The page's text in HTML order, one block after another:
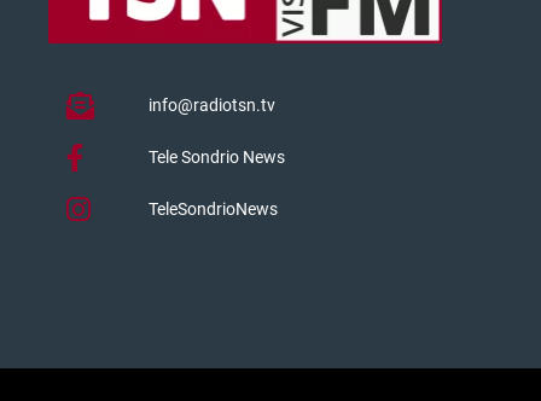
info@radiotsn.tv
Tele Sondrio News
TeleSondrioNews